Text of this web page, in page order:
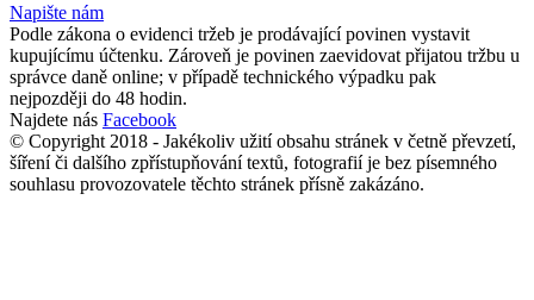
Napište nám
Podle zákona o evidenci tržeb je prodávající povinen vystavit
kupujícímu účtenku. Zároveň je povinen zaevidovat přijatou tržbu u
správce daně online; v případě technického výpadku pak
nejpozději do 48 hodin.
Najdete nás Facebook
© Copyright 2018 - Jakékoliv užití obsahu stránek v četně převzetí,
šíření či dalšího zpřístupňování textů, fotografií je bez písemného
souhlasu provozovatele těchto stránek přísně zakázáno.